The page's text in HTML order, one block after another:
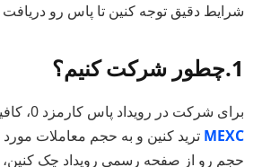
شرایط دقیق توجه کنین تا پاس رو دریافت
1.چطور شرکت کنیم؟
برای شرکت در رویداد پاس کارمزد 0، کافیه در بخش
MEXC ترید کنین و به حجم معاملات مورد
حجم رو از صفحه رسمی رویداد چک کنین،